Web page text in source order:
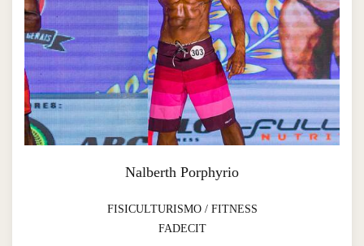
Nalberth Porphyrio
FISICULTURISMO / FITNESS
FADECIT